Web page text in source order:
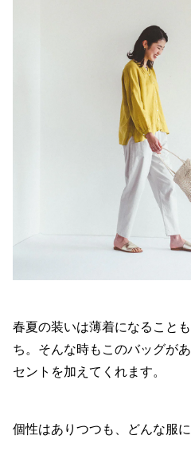
春夏の装いは薄着になること
ち。そんな時もこのバッグが
セントを加えてくれます。
個性はありつつも、どんな服